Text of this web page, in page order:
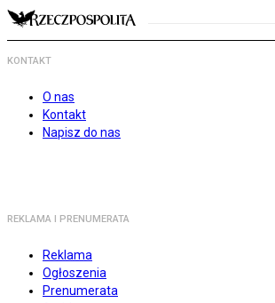
KONTAKT
O nas
Kontakt
Napisz do nas
REKLAMA I PRENUMERATA
Reklama
Ogłoszenia
Prenumerata